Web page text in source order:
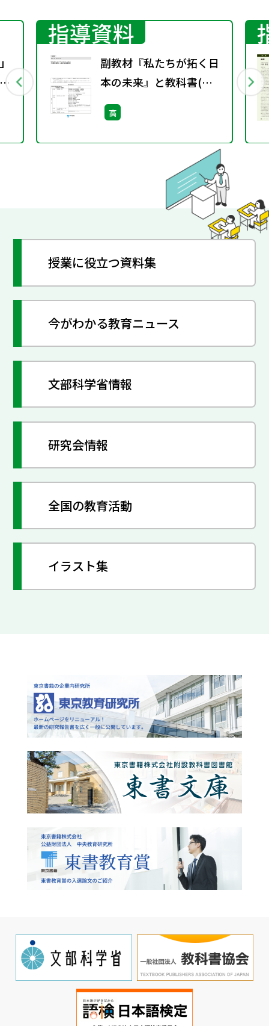
指導資料
副教材『私たちが拓く日
本の未来』と教科書(政
経302)を用いた「主権者
教育」に関する指導資料
高
授業に役立つ資料集
今がわかる教育ニュース
文部科学省情報
研究会情報
全国の教育活動
イラスト集